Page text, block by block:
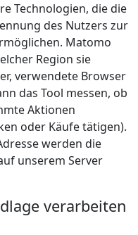
Technologien, die die
des Nutzers zur
Matomo
Region sie
verwendete Browser
das Tool messen, ob
Aktionen
oder Käufe tätigen).
werden die
unserem Server
verarbeiten